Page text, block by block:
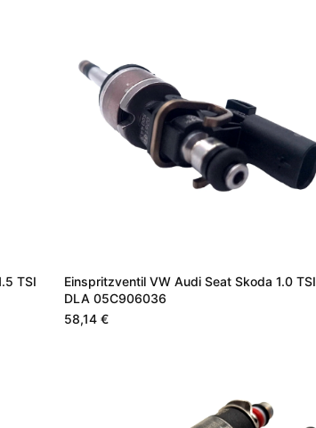
TSI
Einspritzventil VW Audi Seat Skoda 1.0 TSI
DLA 05C906036
58,14 €